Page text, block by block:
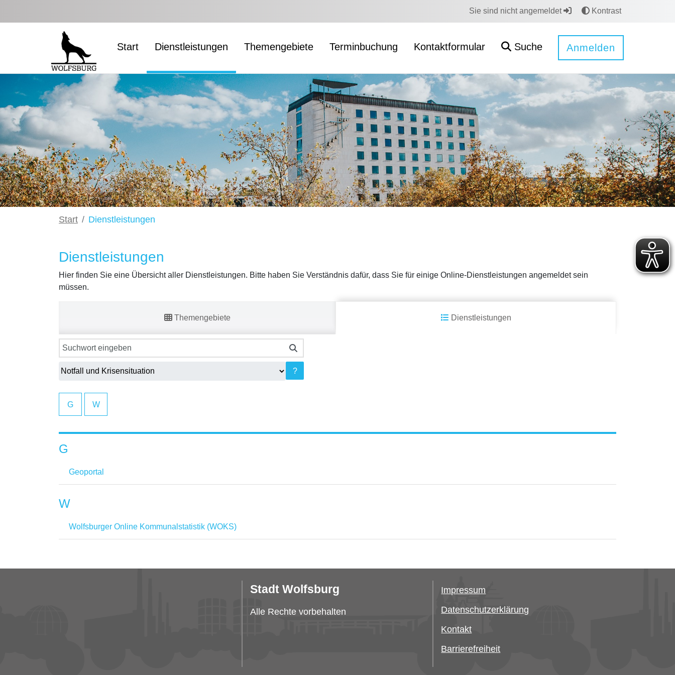
Sie sind nicht angemeldet Kontrast
Start Dienstleistungen Themengebiete Terminbuchung Kontaktformular Suche Anmelden
Start Dienstleistungen
Dienstleistungen
Hier finden Sie eine Übersicht aller Dienstleistungen. Bitte haben Sie Verständnis dafür, dass Sie für einige Online-Dienstleistungen angemeldet sein
müssen.
Themengebiete Dienstleistungen
?
G W
G
Geoportal
W
Wolfsburger Online Kommunalstatistik (WOKS)
Stadt Wolfsburg
Alle Rechte vorbehalten
Impressum
Datenschutzerklärung
Kontakt
Barrierefreiheit